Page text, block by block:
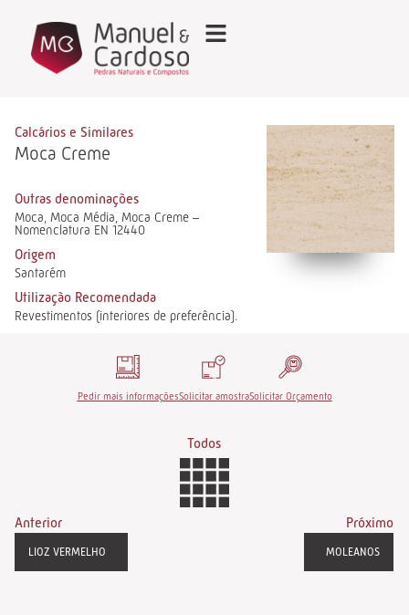
Calcários e Similares
Moca Creme
Outras denominações
Moca, Moca Média, Moca Creme –
Nomenclatura EN 12440
Origem
Santarém
Utilização Recomendada
Revestimentos (interiores de preferência).
Pedir mais informaçõesSolicitar amostraSolicitar Orçamento
Anterior
LIOZ VERMELHO
Próximo
MOLEANOS
Todos